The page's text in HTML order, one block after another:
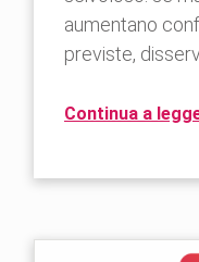
aumentano
previste,
Continua a